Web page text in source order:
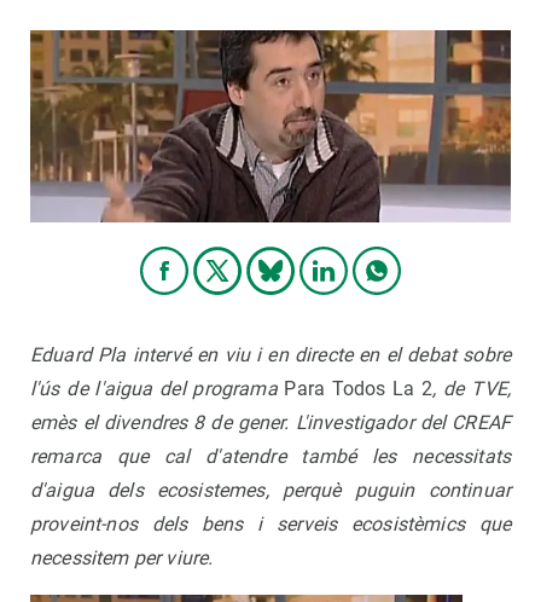
Eduard Pla intervé en viu i en directe en el debat sobre
l'ús de l'aigua del programa Para Todos La 2, de TVE,
emès el divendres 8 de gener. L'investigador del CREAF
remarca que cal d'atendre també les necessitats
d'aigua dels ecosistemes, perquè puguin continuar
proveint-nos dels bens i serveis ecosistèmics que
necessitem per viure.
NOTÍCIES I AGENDA